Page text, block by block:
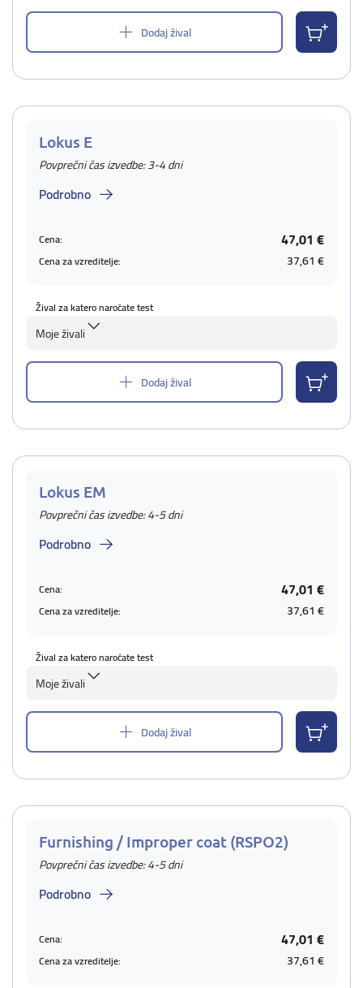
Dodaj žival
Lokus E
Povprečni čas izvedbe: 3-4 dni
Podrobno
Cena: 47,01 €
Cena za vzreditelje: 37,61 €
Žival za katero naročate test
Moje živali
Dodaj žival
Lokus EM
Povprečni čas izvedbe: 4-5 dni
Podrobno
Cena: 47,01 €
Cena za vzreditelje: 37,61 €
Žival za katero naročate test
Moje živali
Dodaj žival
Furnishing / Improper coat (RSPO2)
Povprečni čas izvedbe: 4-5 dni
Podrobno
Cena: 47,01 €
Cena za vzreditelje: 37,61 €